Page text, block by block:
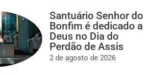
Santuário Senhor do
Bonfim é dedicado a
Deus no Dia do
Perdão de Assis
2 de agosto de 2026